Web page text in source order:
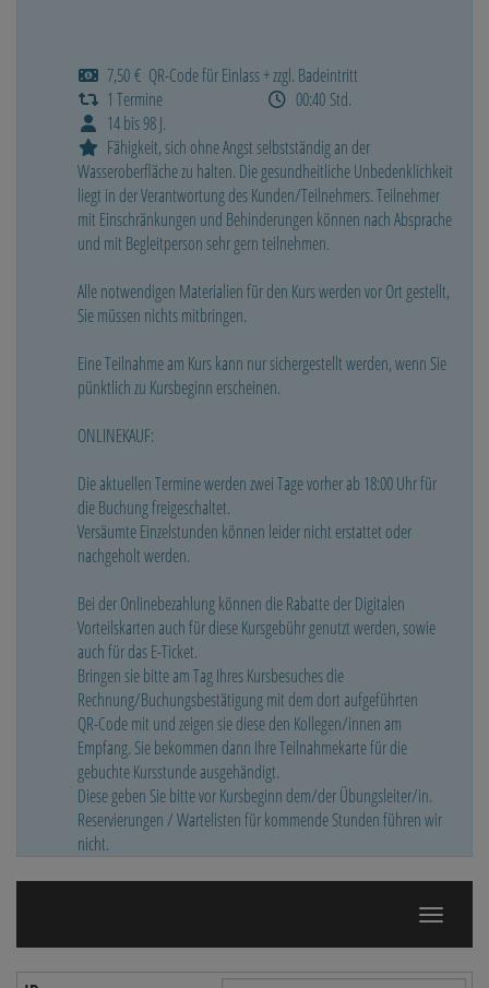
7,50 € QR-Code für Einlass + zzgl. Badeintritt
1 Termine
00:40 Std.
14 bis 98 J.
Fähigkeit, sich ohne Angst selbstständig an der
Wasseroberfläche zu halten. Die gesundheitliche Unbedenklichkeit
liegt in der Verantwortung des Kunden/Teilnehmers. Teilnehmer
mit Einschränkungen und Behinderungen können nach Absprache
und mit Begleitperson sehr gern teilnehmen.
Alle notwendigen Materialien für den Kurs werden vor Ort gestellt,
Sie müssen nichts mitbringen.
Eine Teilnahme am Kurs kann nur sichergestellt werden, wenn Sie
pünktlich zu Kursbeginn erscheinen.
ONLINEKAUF:
Die aktuellen Termine werden zwei Tage vorher ab 18:00 Uhr für
die Buchung freigeschaltet.
Versäumte Einzelstunden können leider nicht erstattet oder
nachgeholt werden.
Bei der Onlinebezahlung können die Rabatte der Digitalen
Vorteilskarten auch für diese Kursgebühr genutzt werden, sowie
auch für das E-Ticket.
Bringen sie bitte am Tag Ihres Kursbesuches die
Rechnung/Buchungsbestätigung mit dem dort aufgeführten
QR-Code mit und zeigen sie diese den Kollegen/innen am
Empfang. Sie bekommen dann Ihre Teilnahmekarte für die
gebuchte Kursstunde ausgehändigt.
Diese geben Sie bitte vor Kursbeginn dem/der Übungsleiter/in.
Reservierungen / Wartelisten für kommende Stunden führen wir
nicht.